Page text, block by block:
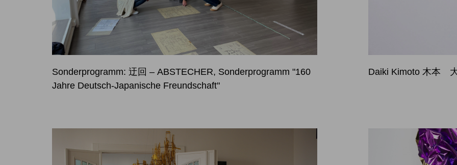
Sonderprogramm: 迂回 – ABSTECHER, Sonderprogramm "160
Jahre Deutsch-Japanische Freundschaft"
Daiki Kimoto 木本